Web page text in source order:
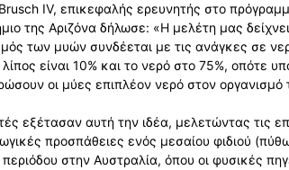
IV, επικεφαλής ερευνητής στο
της Αριζόνα δήλωσε: «Η μελέτη μας
των μυών συνδέεται με τις ανάγκες σε
είναι 10% και το νερό στο 75%, οπότε
οι μύες επιπλέον νερό στον
εξέτασαν αυτή την ιδέα, μελετώντας τις
προσπάθειες ενός μεσαίου φιδιού
στην Αυστραλία, όπου οι φυσικές